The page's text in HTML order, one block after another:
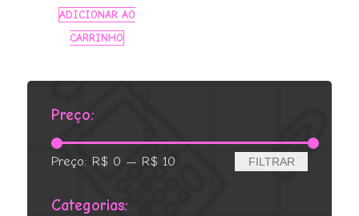
Preço:
Preço
Preço
FILTRAR
Preço: R$ 0 — R$ 10
Categorias:
ADICIONAR AO
CARRINHO